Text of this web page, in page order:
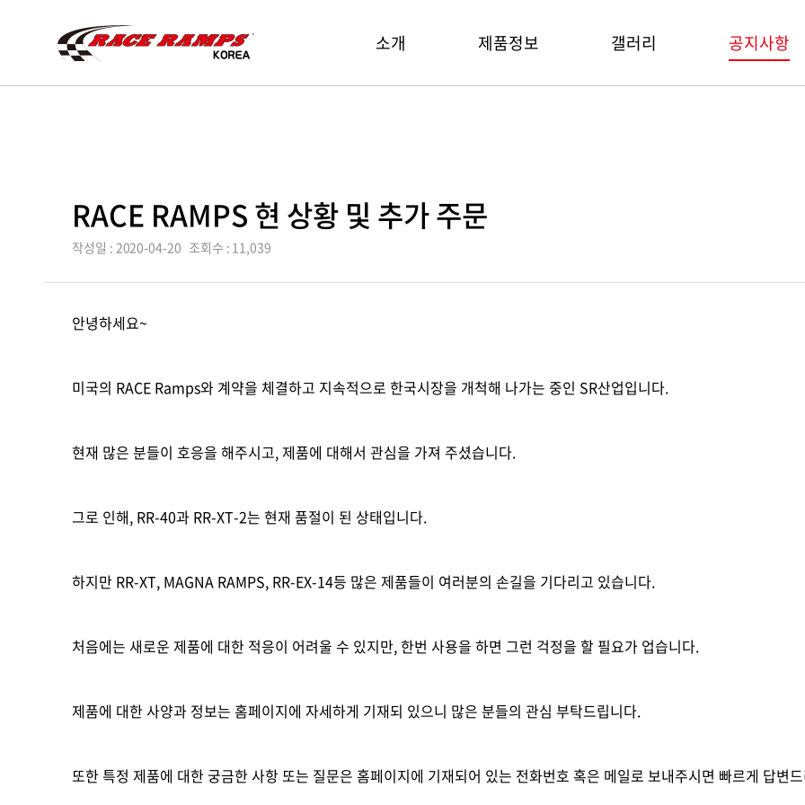
레
이
Race
Ramps
Korea
메
Ramps
소개 제품정보 갤러리 공지사항
RACE RAMPS 현 상황 및 추가 주문
작성일 : 2020-04-20 조회수 : 11,039
안녕하세요~
미국의 RACE Ramps와 계약을 체결하고 지속적으로 한국시장을 개척해 나가는 중인 SR산업입니다.
현재 많은 분들이 호응을 해주시고, 제품에 대해서 관심을 가져 주셨습니다.
그로 인해, RR-40과 RR-XT-2는 현재 품절이 된 상태입니다.
하지만 RR-XT, MAGNA RAMPS, RR-EX-14등 많은 제품들이 여러분의 손길을 기다리고 있습니다.
처음에는 새로운 제품에 대한 적응이 어려울 수 있지만, 한번 사용을 하면 그런 걱정을 할 필요가 업습니다.
제품에 대한 사양과 정보는 홈페이지에 자세하게 기재되 있으니 많은 분들의 관심 부탁드립니다.
또한 특정 제품에 대한 궁금한 사항 또는 질문은 홈페이지에 기재되어 있는 전화번호 혹은 메일로 보내주시면 빠르게 답변